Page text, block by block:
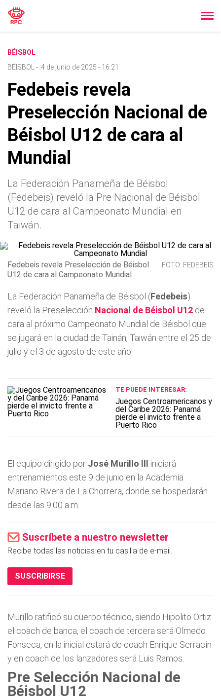
BÉISBOL
BÉISBOL
- 4 de junio de 2025 - 16:21
Fedebeis revela
Preselección Nacional de
Béisbol U12 de cara al
Mundial
La Federación Panameña de Béisbol
(Fedebeis) reveló la Pre Nacional de Béisbol
U12 de cara al Campeonato Mundial en
Taiwán.
Fedebeis revela Preselección de Béisbol
U12 de cara al Campeonato Mundial
FOTO: FEDEBEIS
La Federación Panameña de Béisbol (Fedebeis)
reveló la Preselección Nacional de Béisbol U12 de
cara al próximo Campeonato Mundial de Béisbol que
se jugará en la ciudad de Tainán, Taiwán entre el 25 de
julio y el 3 de agosto de este año.
TE PUEDE INTERESAR:
Juegos Centroamericanos y
del Caribe 2026: Panamá
pierde el invicto frente a
Puerto Rico
El equipo dirigido por José Murillo III iniciará
entrenamientos este 9 de junio en la Academia
Mariano Rivera de La Chorrera, donde se hospedarán
desde las 9:00 a.m.
Suscríbete a nuestro newsletter
Recibe todas las noticias en tu casilla de e-mail.
SUSCRIBIRSE
Murillo ratificó su cuerpo técnico, siendo Hipolito Ortiz
el coach de banca, el coach de tercera será Olmedo
Fonseca, en la inicial estará de coach Enrique Serracín
y en coach de los lanzadores será Luis Ramos.
Pre Selección Nacional de
Béisbol U12